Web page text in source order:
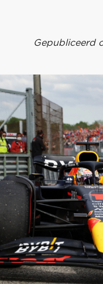
Gepubliceerd